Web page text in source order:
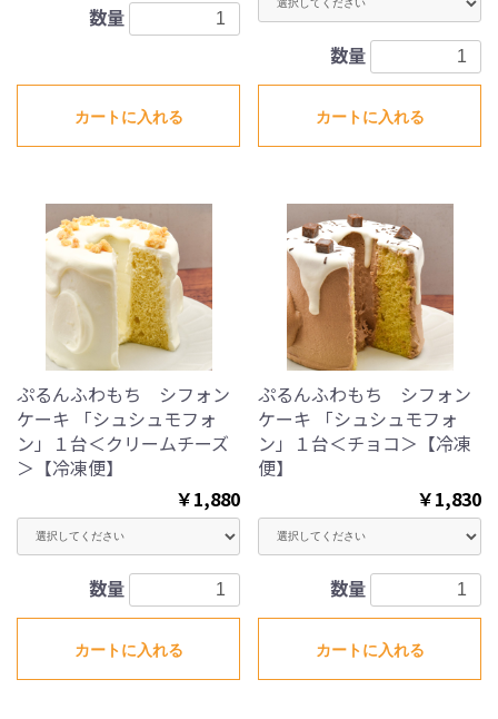
数量
カートに入れる
数量
カートに入れる
ぷるんふわもち シフォン
ケーキ 「シュシュモフォ
ン」１台＜クリームチーズ
＞【冷凍便】
￥1,880
数量
カートに入れる
ぷるんふわもち シフォン
ケーキ 「シュシュモフォ
ン」１台＜チョコ＞【冷凍
便】
￥1,830
数量
カートに入れる